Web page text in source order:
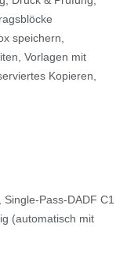
speichern,
Vorlagen mit
Kopieren,
Pass-DADF C1
(automatisch mit